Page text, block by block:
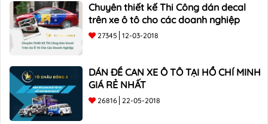
Chuyên thiết kế Thi Công dán decal
trên xe ô tô cho các doanh nghiệp
27345 12-03-2018
DÁN ĐỀ CAN XE Ô TÔ TẠI HỒ CHÍ MINH
GIÁ RẺ NHẤT
26816 22-05-2018